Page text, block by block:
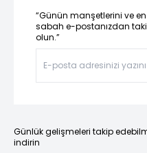
“Günün manşetlerini ve
sabah e-postanızdan
olun.”
Günlük gelişmeleri takip
indirin